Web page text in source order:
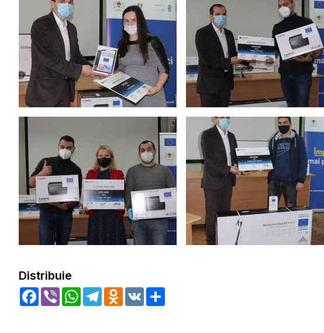
Distribuie
Facebook
Viber WhatsApp
TelegramOdnoklassniki
VK